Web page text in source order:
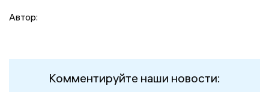
Автор:
Комментируйте наши новости: